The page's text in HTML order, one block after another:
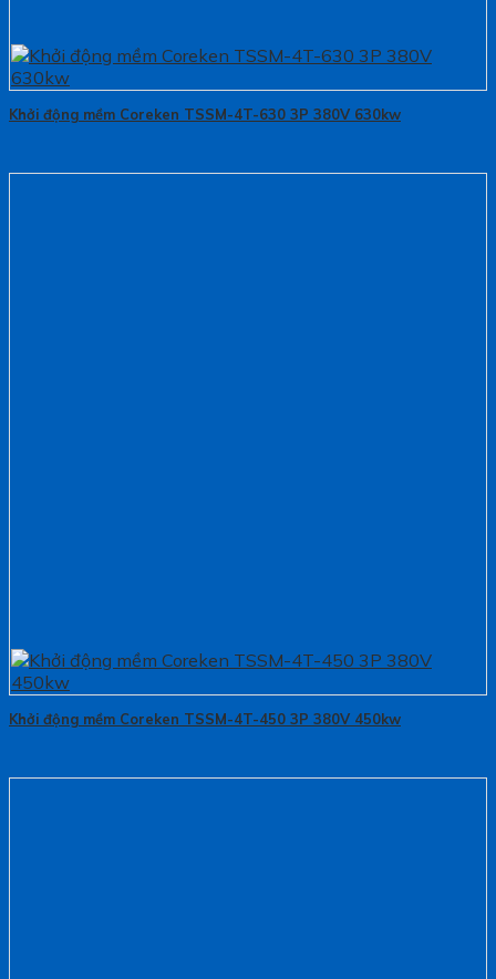
Khởi động mềm Coreken TSSM-4T-630 3P 380V 630kw
Khởi động mềm Coreken TSSM-4T-450 3P 380V 450kw